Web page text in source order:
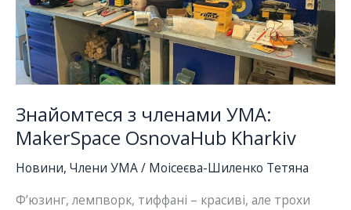
Знайомтеся з членами УМА:
MakerSpace OsnovaHub Kharkiv
Новини, Члени УМА/ Моісеєва-Шиленко Тетяна
Ф’юзинг, лемпворк, тиффані – красиві, але трохи